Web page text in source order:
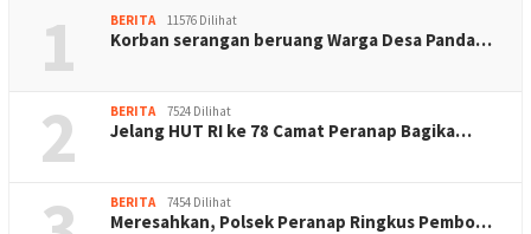
1 BERITA 11576 Dilihat
Korban serangan beruang Warga Desa Panda…
2 BERITA 7524 Dilihat
Jelang HUT RI ke 78 Camat Peranap Bagika…
BERITA 7454 Dilihat
Meresahkan, Polsek Peranap Ringkus Pembo…